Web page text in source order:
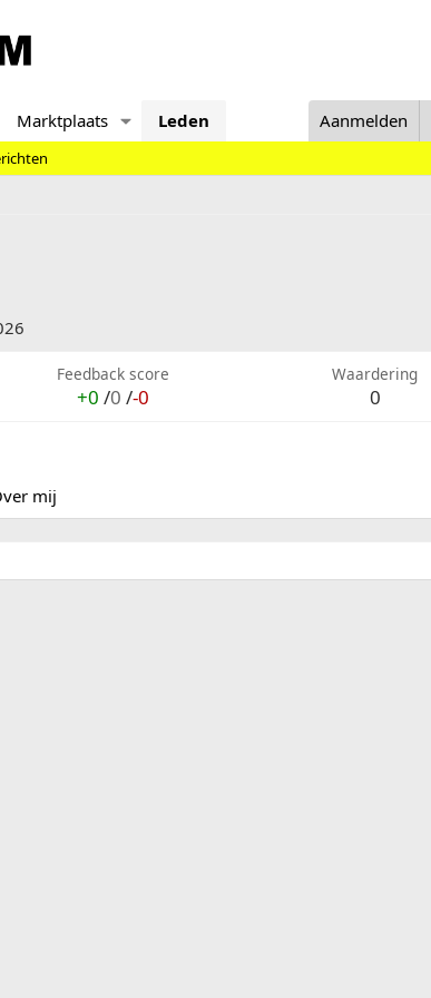
Marktplaats Leden Aanmelden
Feedback score
+0 /0 /-0
Waardering
0
mij